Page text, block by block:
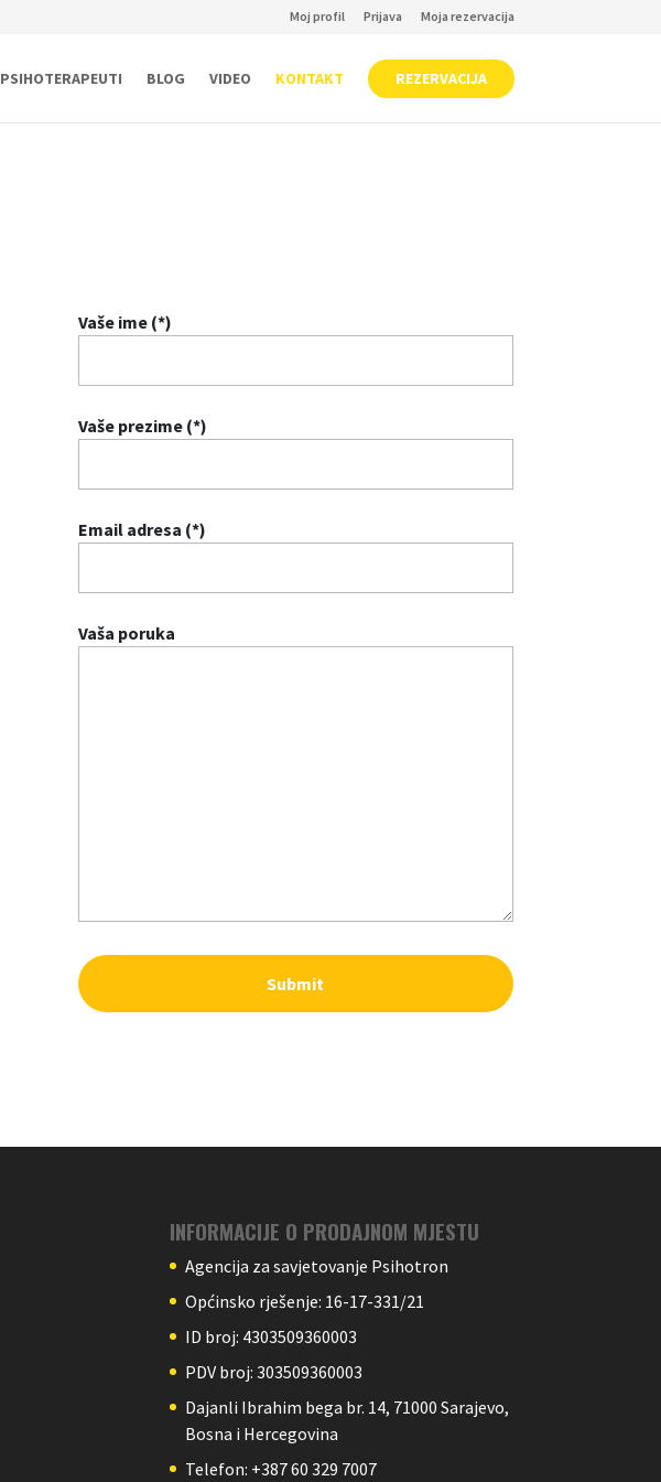
Moj profil Prijava Moja rezervacija
PSIHOTERAPEUTI BLOG VIDEO KONTAKT REZERVACIJA
Vaše ime (*)
Vaše prezime (*)
Email adresa (*)
Vaša poruka
INFORMACIJE O PRODAJNOM MJESTU
Agencija za savjetovanje Psihotron
Općinsko rješenje: 16-17-331/21
ID broj: 4303509360003
PDV broj: 303509360003
Dajanli Ibrahim bega br. 14, 71000 Sarajevo,
Bosna i Hercegovina
Telefon: +387 60 329 7007